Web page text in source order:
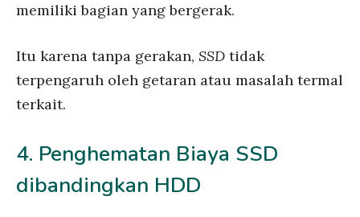
memiliki bagian yang bergerak.
Itu karena tanpa gerakan, SSD tidak
terpengaruh oleh getaran atau masalah termal
terkait.
4. Penghematan Biaya SSD
dibandingkan HDD